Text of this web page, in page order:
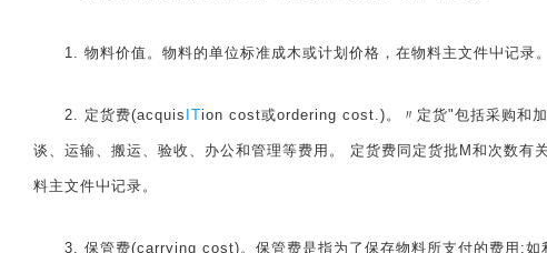
1. 物料价值。物料的单位标准成木或计划价格，在物料主文件屮记录。
2. 定货费(acquis ITion cost或ordering cost.)。〃定货"包括采购和
谈、运输、搬运、验收、办公和管理等费用。 定货费同定货批M和次数
料主文件屮记录。
3. 保管费(carrying cost)。保管费是指为了保存物料所支付的费用;如